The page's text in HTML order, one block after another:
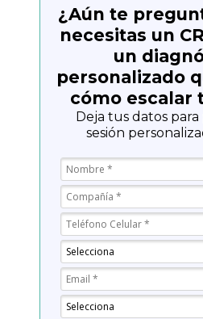
¿Aún te
necesitas un
un
personalizado
cómo escalar
Deja tus datos
sesión